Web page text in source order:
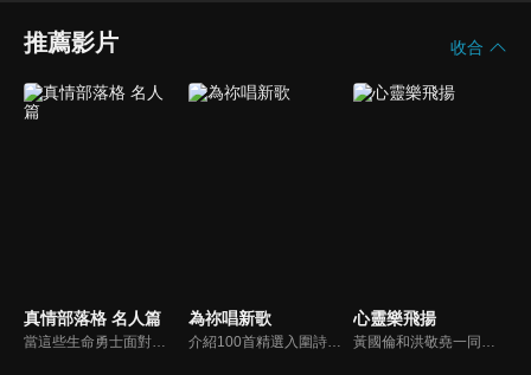
推薦影片 收合
真情部落格 名人篇 為祢唱新歌
介紹100首精選入圍詩歌及創作新秀；以及資深詩歌創作人及知名基督徒藝人，如巫啟賢、張芸京、TANK、盛曉玫等。分享他們的創作故事，或感動他們的一首詩歌。一起唱新歌，來為主打歌。
心靈樂飛揚